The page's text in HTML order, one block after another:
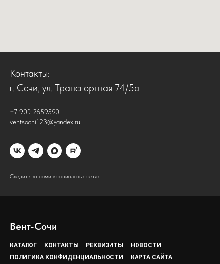
Контакты:
г. Сочи, ул. Транспортная 74/5а
+7 900 2659590
ventsochi123@yandex.ru
Следите за нами в социальных сетях
Вент-Сочи
КАТАЛОГ КОНТАКТЫ РЕКВИЗИТЫ
НОВОСТИ
ПОЛИТИКА КОНФИДЕНЦИАЛЬНОСТИ
КАРТА САЙТА